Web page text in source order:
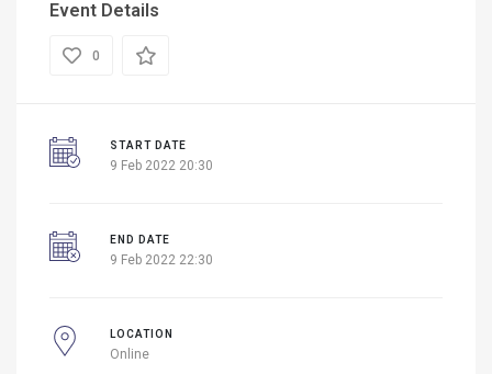
Event Details
0
START DATE
9 Feb 2022 20:30
END DATE
9 Feb 2022 22:30
LOCATION
Online